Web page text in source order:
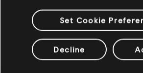
Lendário)
Itens jogáveis: 6 Pacotes Alpha (2
Itens jogáveis importantes: 9
3 Épicos, 3 Lendários)
Set Cookie
Decline